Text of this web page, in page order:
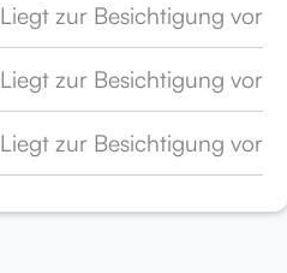
Liegt zur Besichtigung vor
Liegt zur Besichtigung vor
Liegt zur Besichtigung vor